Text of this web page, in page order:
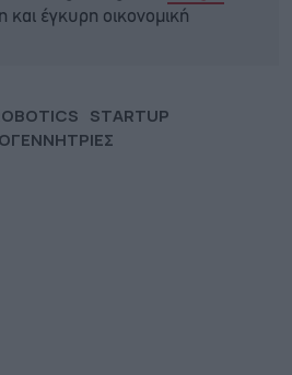
και έγκυρη οικονομική
STARTUP